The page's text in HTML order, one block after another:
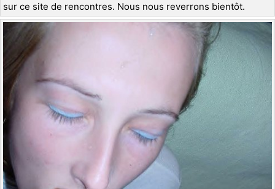
sur ce site de rencontres. Nous nous reverrons bientôt.